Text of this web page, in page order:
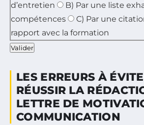
d’entretien
B) Par une liste
compétences
C) Par une
rapport avec la formation
Valider
LES ERREURS À
RÉUSSIR LA
LETTRE DE
COMMUNICATION